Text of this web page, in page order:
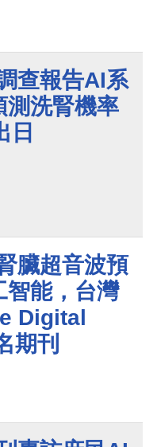
查報告AI系
測洗腎機率
日
臟超音波預
智能，台灣
Digital
期刊